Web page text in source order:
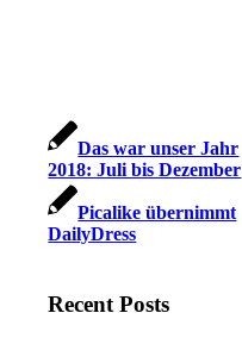
Das war unser Jahr
2018: Juli bis Dezember
Picalike übernimmt
DailyDress
Recent Posts